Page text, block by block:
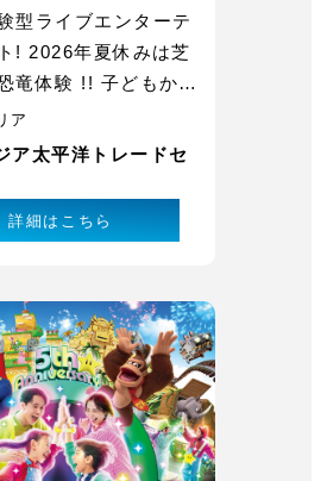
型ライブエンターテ
は芝
竜体験 !! 子どもから
年齢や世代、性別を
人気を誇る恐竜!!
ア
ア太平洋トレードセ
詳細はこちら